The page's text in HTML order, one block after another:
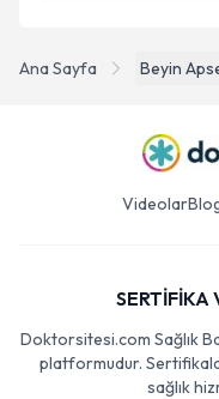
Ana Sayfa Beyin
Videolar
SERTİFİKA
Doktorsitesi.com Sağlık
platformudur.
sağlık